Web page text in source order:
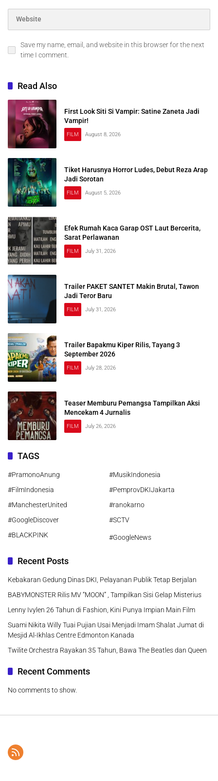
Save my name, email, and website in this browser for the next
time I comment.
Read Also
First Look Siti Si Vampir: Satine Zaneta Jadi
Vampir!
FILM August 8, 2026
Tiket Harusnya Horror Ludes, Debut Reza Arap
Jadi Sorotan
FILM August 5, 2026
Efek Rumah Kaca Garap OST Laut Bercerita,
Sarat Perlawanan
FILM July 31, 2026
Trailer PAKET SANTET Makin Brutal, Tawon
Jadi Teror Baru
FILM July 31, 2026
Trailer Bapakmu Kiper Rilis, Tayang 3
September 2026
FILM July 28, 2026
Teaser Memburu Pemangsa Tampilkan Aksi
Mencekam 4 Jurnalis
FILM July 26, 2026
TAGS
#PramonoAnung
#MusikIndonesia
#FilmIndonesia
#PemprovDKIJakarta
#ManchesterUnited
#ranokarno
#GoogleDiscover
#SCTV
#BLACKPINK
#GoogleNews
Recent Posts
Kebakaran Gedung Dinas DKI, Pelayanan Publik Tetap Berjalan
BABYMONSTER Rilis MV “MOON” , Tampilkan Sisi Gelap Misterius
Lenny Ivylen 26 Tahun di Fashion, Kini Punya Impian Main Film
Suami Nikita Willy Tuai Pujian Usai Menjadi Imam Shalat Jumat di
Mesjid Al-Ikhlas Centre Edmonton Kanada
Twilite Orchestra Rayakan 35 Tahun, Bawa The Beatles dan Queen
Recent Comments
No comments to show.